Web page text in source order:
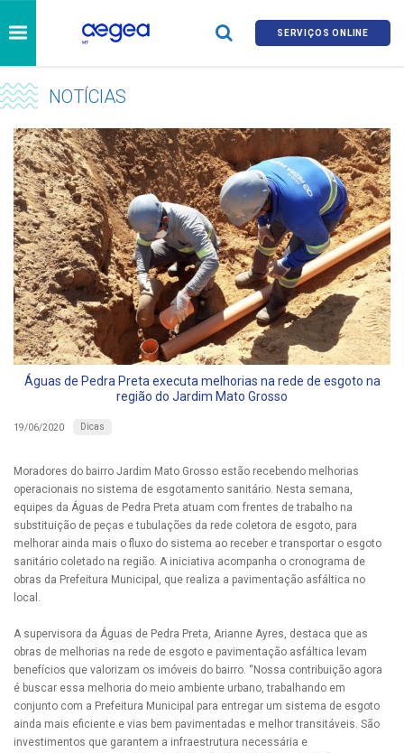
SERVIÇOS ONLINE
NOTÍCIAS
Águas de Pedra Preta executa melhorias na rede de esgoto na
região do Jardim Mato Grosso
19/06/2020 Dicas
Moradores do bairro Jardim Mato Grosso estão recebendo melhorias
operacionais no sistema de esgotamento sanitário. Nesta semana,
equipes da Águas de Pedra Preta atuam com frentes de trabalho na
substituição de peças e tubulações da rede coletora de esgoto, para
melhorar ainda mais o fluxo do sistema ao receber e transportar o esgoto
sanitário coletado na região. A iniciativa acompanha o cronograma de
obras da Prefeitura Municipal, que realiza a pavimentação asfáltica no
local.
A supervisora da Águas de Pedra Preta, Arianne Ayres, destaca que as
obras de melhorias na rede de esgoto e pavimentação asfáltica levam
benefícios que valorizam os imóveis do bairro. “Nossa contribuição agora
é buscar essa melhoria do meio ambiente urbano, trabalhando em
conjunto com a Prefeitura Municipal para entregar um sistema de esgoto
ainda mais eficiente e vias bem pavimentadas e melhor transitáveis. São
investimentos que garantem a infraestrutura necessária e